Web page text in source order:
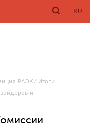
RU
РАЭК
Итоги
и